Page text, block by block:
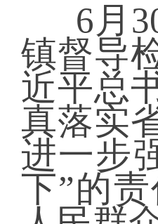
6月
镇督导
近平总
真落实
进一步
下”的